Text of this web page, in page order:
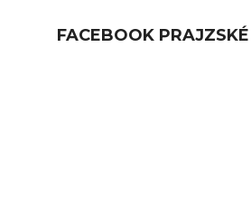
FACEBOOK